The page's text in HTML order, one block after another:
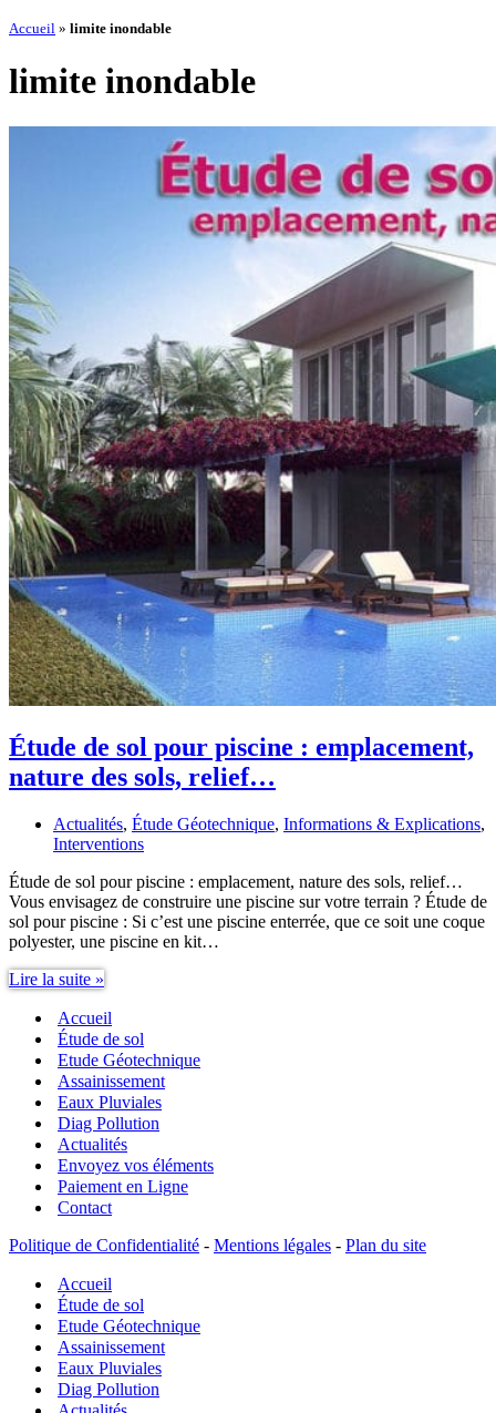
Accueil » limite inondable
limite inondable
Étude de sol pour piscine : emplacement,
nature des sols, relief…
Actualités, Étude Géotechnique, Informations & Explications,
Interventions
Étude de sol pour piscine : emplacement, nature des sols, relief…
Vous envisagez de construire une piscine sur votre terrain ? Étude de
sol pour piscine : Si c’est une piscine enterrée, que ce soit une coque
polyester, une piscine en kit…
Lire la suite »
sol
pour
piscine
:
emplacement,
nature
des
sols,
relief…
Accueil
Étude de sol
Etude Géotechnique
Assainissement
Eaux Pluviales
Diag Pollution
Actualités
Envoyez vos éléments
Paiement en Ligne
Contact
Politique de Confidentialité - Mentions légales - Plan du site
Accueil
Étude de sol
Etude Géotechnique
Assainissement
Eaux Pluviales
Diag Pollution